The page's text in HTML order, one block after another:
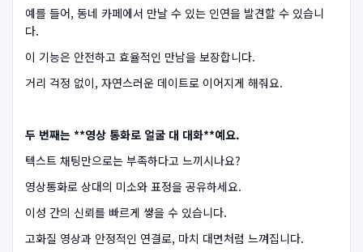
예를 들어, 동네 카페에서 만날 수 있는 인연을 발견할 수 있습니
다.
이 기능은 안전하고 효율적인 만남을 보장합니다.
거리 걱정 없이, 자연스러운 데이트로 이어지게 해줘요.
두 번째는 **영상 통화로 얼굴 대 대화**예요.
텍스트 채팅만으로는 부족하다고 느끼시나요?
영상통화로 상대의 미소와 표정을 공유하세요.
이성 간의 신뢰를 빠르게 쌓을 수 있습니다.
고화질 영상과 안정적인 연결로, 마치 대면처럼 느껴집니다.